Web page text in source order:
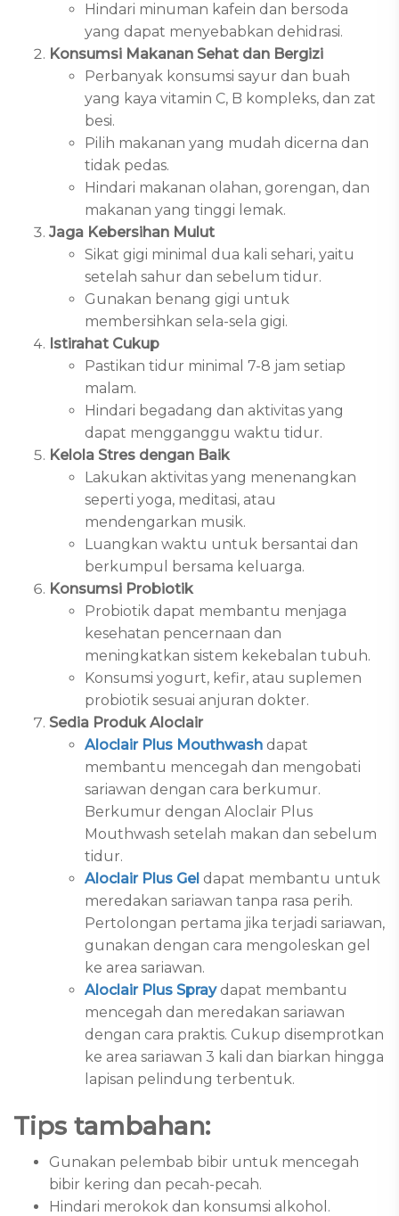
Hindari minuman kafein dan bersoda
yang dapat menyebabkan dehidrasi.
Konsumsi Makanan Sehat dan Bergizi
Perbanyak konsumsi sayur dan buah
yang kaya vitamin C, B kompleks, dan zat
besi.
Pilih makanan yang mudah dicerna dan
tidak pedas.
Hindari makanan olahan, gorengan, dan
makanan yang tinggi lemak.
Jaga Kebersihan Mulut
Sikat gigi minimal dua kali sehari, yaitu
setelah sahur dan sebelum tidur.
Gunakan benang gigi untuk
membersihkan sela-sela gigi.
Istirahat Cukup
Pastikan tidur minimal 7-8 jam setiap
malam.
Hindari begadang dan aktivitas yang
dapat mengganggu waktu tidur.
Kelola Stres dengan Baik
Lakukan aktivitas yang menenangkan
seperti yoga, meditasi, atau
mendengarkan musik.
Luangkan waktu untuk bersantai dan
berkumpul bersama keluarga.
Konsumsi Probiotik
Probiotik dapat membantu menjaga
kesehatan pencernaan dan
meningkatkan sistem kekebalan tubuh.
Konsumsi yogurt, kefir, atau suplemen
probiotik sesuai anjuran dokter.
Sedia Produk Aloclair
Aloclair Plus Mouthwash dapat
membantu mencegah dan mengobati
sariawan dengan cara berkumur.
Berkumur dengan Aloclair Plus
Mouthwash setelah makan dan sebelum
tidur.
Aloclair Plus Gel dapat membantu untuk
meredakan sariawan tanpa rasa perih.
Pertolongan pertama jika terjadi sariawan,
gunakan dengan cara mengoleskan gel
ke area sariawan.
Aloclair Plus Spray dapat membantu
mencegah dan meredakan sariawan
dengan cara praktis. Cukup disemprotkan
ke area sariawan 3 kali dan biarkan hingga
lapisan pelindung terbentuk.
Tips tambahan:
Gunakan pelembab bibir untuk mencegah
bibir kering dan pecah-pecah.
Hindari merokok dan konsumsi alkohol.